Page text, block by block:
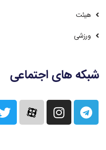
هیئت
ورزشی
شبکه های اجتماعی